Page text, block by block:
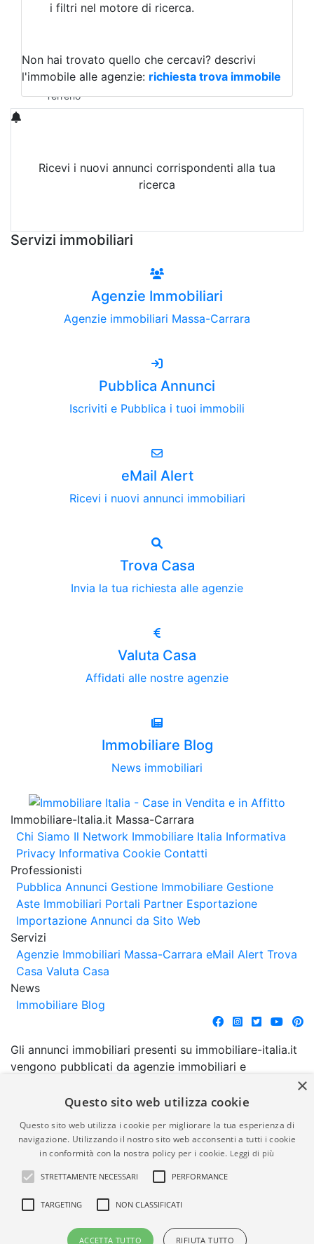
Magazzini
Qualsiasi
Terreno edificabile
Terreno
i filtri nel motore di ricerca.
Non hai trovato quello che cercavi? descrivi
l'immobile alle agenzie: richiesta trova immobile
Ricevi i nuovi annunci corrispondenti alla tua
ricerca
Servizi immobiliari
Agenzie Immobiliari
Agenzie immobiliari Massa-Carrara
Pubblica Annunci
Iscriviti e Pubblica i tuoi immobili
eMail Alert
Ricevi i nuovi annunci immobiliari
Trova Casa
Invia la tua richiesta alle agenzie
Valuta Casa
Affidati alle nostre agenzie
Immobiliare Blog
News immobiliari
Immobiliare-Italia.it Massa-Carrara
Chi Siamo Il Network Immobiliare Italia Informativa
Privacy Informativa Cookie Contatti
Professionisti
Pubblica Annunci Gestione Immobiliare Gestione
Aste Immobiliari Portali Partner Esportazione
Importazione Annunci da Sito Web
Servizi
Agenzie Immobiliari Massa-Carrara eMail Alert Trova
Casa Valuta Casa
News
Immobiliare Blog
Gli annunci immobiliari presenti su immobiliare-italia.it
vengono pubblicati da agenzie immobiliari e
comporta l'approvazione o l'avallo da parte di
garanzia da parte di quest'ultima. immobiliare-italia.it
quindi non è responsabile della veridicità, della
correttezza, della completezza, della normativa in
materia di privacy e/o di alcun altro aspetto dei
suddetti annunci.
© Copyright 2007 - 2026
Powered by
×
Questo sito web utilizza cookie
Questo sito web utilizza i cookie per migliorare la tua esperienza di
navigazione. Utilizzando il nostro sito web acconsenti a tutti i cookie
in conformità con la nostra policy per i cookie. Leggi di più
STRETTAMENTE NECESSARI PERFORMANCE
TARGETING NON CLASSIFICATI
ACCETTA TUTTO RIFIUTA TUTTO